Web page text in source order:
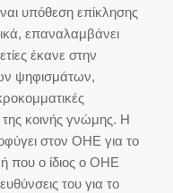
υπόθεση επίκλησης
επαναλαμβάνει
έκανε στην
ψηφισμάτων,
της κοινής γνώμης. Η
στον ΟΗΕ για το
που ο ίδιος ο ΟΗΕ
του για το